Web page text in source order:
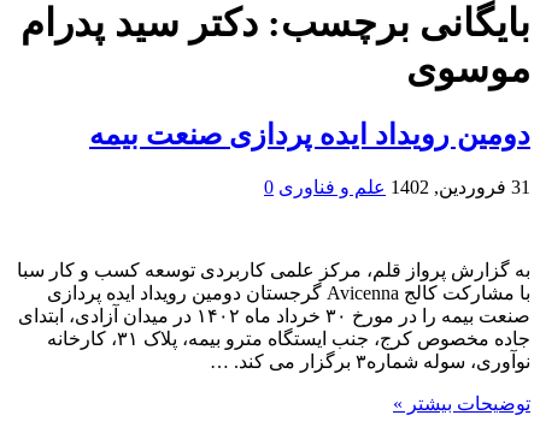
بایگانی برچسب: دکتر سید پدرام
موسوی
دومین رویداد ایده پردازی صنعت بیمه
31 فروردین, 1402 علم و فناوری 0
به گزارش پرواز قلم، مرکز علمی کاربردی توسعه کسب و کار سبا
با مشارکت کالج Avicenna گرجستان دومین رویداد ایده پردازی
صنعت بیمه را در مورخ ۳۰ خرداد ماه ۱۴۰۲ در میدان آزادی، ابتدای
جاده مخصوص کرج، جنب ایستگاه مترو بیمه، پلاک ۳۱، کارخانه
نوآوری، سوله شماره۳ برگزار می کند. …
توضیحات بیشتر »